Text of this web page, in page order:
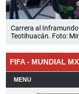
Carrera al
Teotihuacán. Foto: